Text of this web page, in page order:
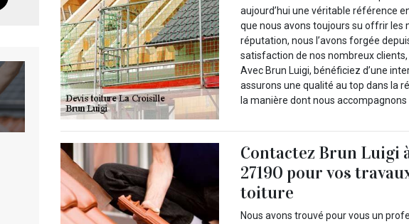
aujourd’hui une véritable référence
que nous avons toujours su offrir les
réputation, nous l’avons forgée
satisfaction de nos nombreux
Avec Brun Luigi, bénéficiez d’une
assurons une qualité au top dans la
la manière dont nous accompagnons
Contactez Brun Luigi
27190 pour vos
toiture
Nous avons trouvé pour vous un